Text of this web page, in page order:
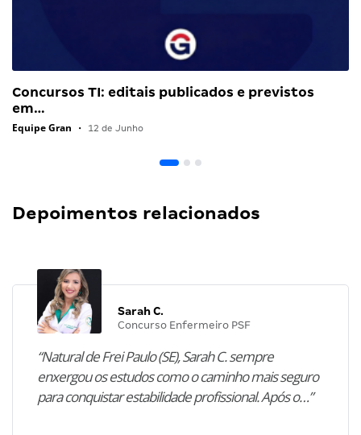
Concursos TI: editais publicados e previstos
em…
Equipe Gran • 12 de Junho
Depoimentos relacionados
Sarah C.
Concurso Enfermeiro PSF
“Natural de Frei Paulo (SE), Sarah C. sempre
enxergou os estudos como o caminho mais seguro
para conquistar estabilidade profissional. Após o…”